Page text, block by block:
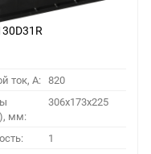
ток, A: 820
мм:
306x173x225
1